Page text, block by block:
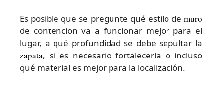
Es posible que se pregunte qué estilo de muro
de contencion va a funcionar mejor para el
lugar, a qué profundidad se debe sepultar la
zapata, si es necesario fortalecerla o incluso
qué material es mejor para la localización.